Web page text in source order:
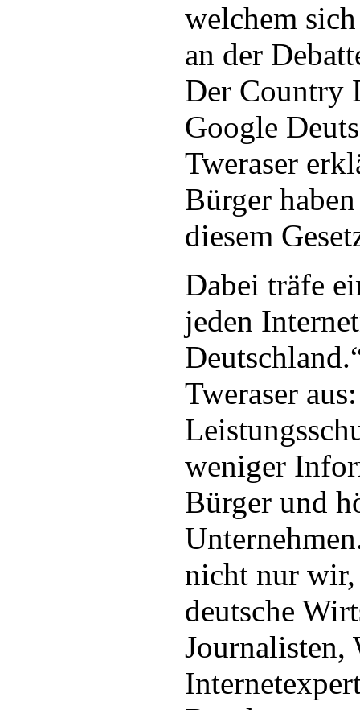
welchem
an der
Der Country
Google
Tweraser
Bürger
diesem
Dabei träfe
jeden
Tweraser
weniger
Bürger und
nicht nur
deutsche
Journalisten,